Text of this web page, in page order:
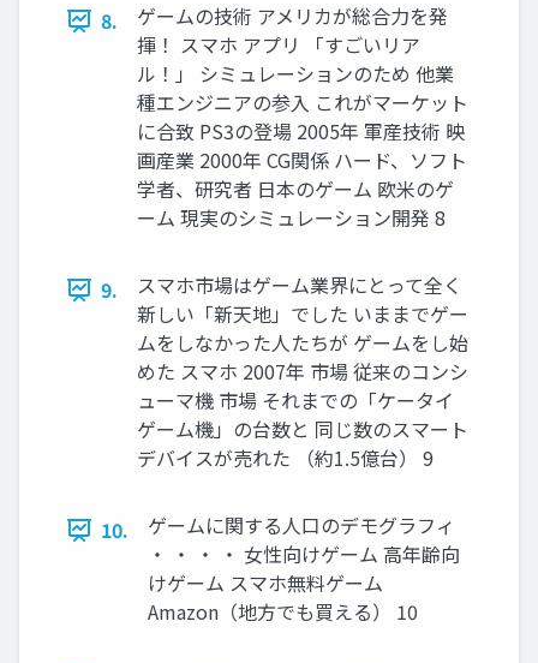
8.
ゲームの技術 アメリカが総合力を発
揮！ スマホ アプリ 「すごいリア
ル！」 シミュレーションのため 他業
種エンジニアの参入 これがマーケット
に合致 PS3の登場 2005年 軍産技術 映
画産業 2000年 CG関係 ハード、ソフト
学者、研究者 日本のゲーム 欧米のゲ
ーム 現実のシミュレーション開発 8
9.
スマホ市場はゲーム業界にとって全く
新しい「新天地」でした いままでゲー
ムをしなかった人たちが ゲームをし始
めた スマホ 2007年 市場 従来のコンシ
ューマ機 市場 それまでの「ケータイ
ゲーム機」の台数と 同じ数のスマート
デバイスが売れた （約1.5億台） 9
10.
ゲームに関する人口のデモグラフィ
・ ・ ・ ・ 女性向けゲーム 高年齢向
けゲーム スマホ無料ゲーム
Amazon（地方でも買える） 10